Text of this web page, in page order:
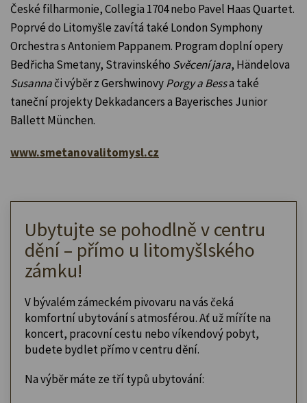
České filharmonie, Collegia 1704 nebo Pavel Haas Quartet.
Poprvé do Litomyšle zavítá také London Symphony
Orchestra s Antoniem Pappanem. Program doplní opery
Bedřicha Smetany, Stravinského Svěcení jara, Händelova
Susannači výběr z GershwinovyPorgy a Bessa také
taneční projekty Dekkadancers a Bayerisches Junior
Ballett München.
www.smetanovalitomysl.cz
Ubytujte se pohodlně v centru
dění – přímo u litomyšlského
zámku!
V bývalém zámeckém pivovaru na vás čeká
komfortní ubytování s atmosférou. Ať už míříte na
koncert, pracovní cestu nebo víkendový pobyt,
budete bydlet přímo v centru dění.
Na výběr máte ze tří typů ubytování: